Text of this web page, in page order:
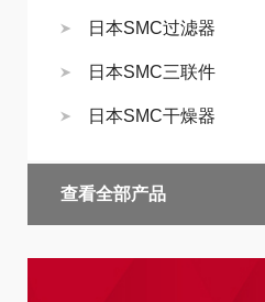
日本SMC过滤器
日本SMC三联件
日本SMC干燥器
查看全部产品